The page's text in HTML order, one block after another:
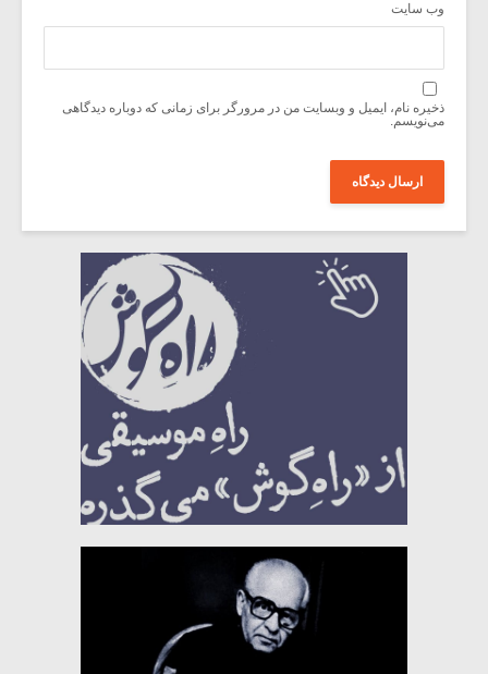
وب‌ سایت
ذخیره نام، ایمیل و وبسایت من در مرورگر برای زمانی که دوباره دیدگاهی
می‌نویسم.